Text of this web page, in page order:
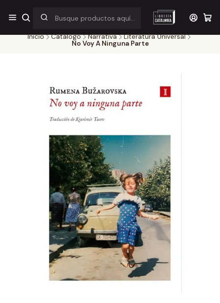
¡Por pocos días! Despacho a $1.000 en RM por compras sobre
$38.000
Inicio Catálogo Narrativa
Literatura Universal
No Voy A Ninguna Parte